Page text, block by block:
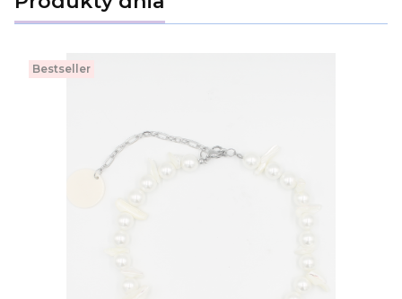
Bestseller